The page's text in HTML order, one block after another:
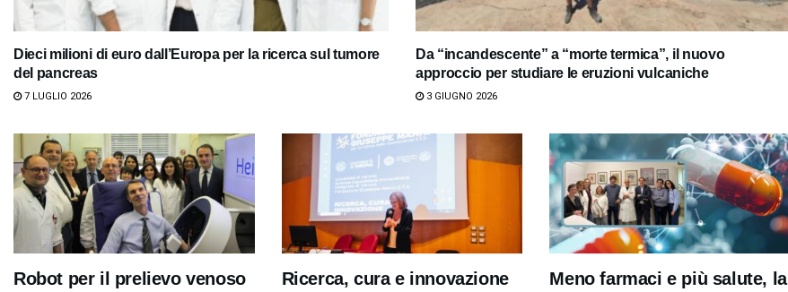
Dieci milioni di euro dall’Europa per la ricerca sul tumore
del pancreas
7 LUGLIO 2026
Da “incandescente” a “morte termica”, il nuovo
approccio per studiare le eruzioni vulcaniche
3 GIUGNO 2026
Robot per il prelievo venoso
Ricerca, cura e innovazione
Meno farmaci e più salute, la